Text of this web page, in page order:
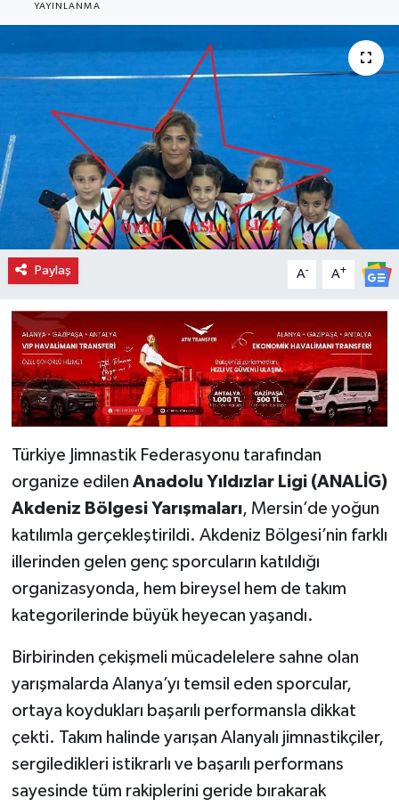
YAYINLANMA
Paylaş A- A+
Türkiye Jimnastik Federasyonu tarafından
organize edilen Anadolu Yıldızlar Ligi (ANALİG)
Akdeniz Bölgesi Yarışmaları, Mersin’de yoğun
katılımla gerçekleştirildi. Akdeniz Bölgesi’nin farklı
illerinden gelen genç sporcuların katıldığı
organizasyonda, hem bireysel hem de takım
kategorilerinde büyük heyecan yaşandı.
Birbirinden çekişmeli mücadelelere sahne olan
yarışmalarda Alanya’yı temsil eden sporcular,
ortaya koydukları başarılı performansla dikkat
çekti. Takım halinde yarışan Alanyalı jimnastikçiler,
sergiledikleri istikrarlı ve başarılı performans
sayesinde tüm rakiplerini geride bırakarak